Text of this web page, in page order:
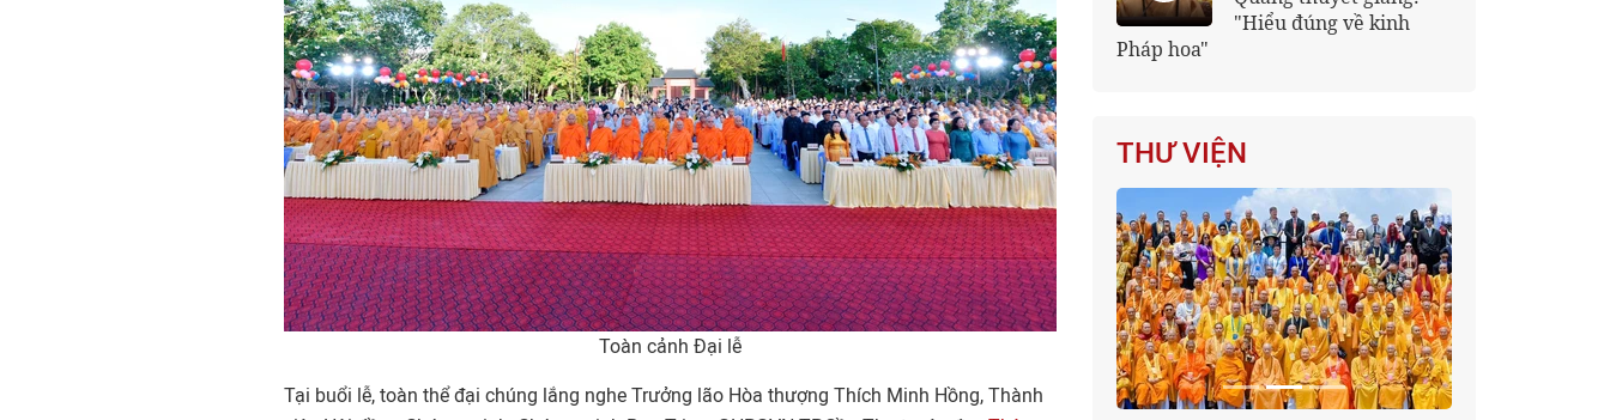
Toàn cảnh Đại lễ
Tại buổi lễ, toàn thể đại chúng lắng nghe Trưởng lão Hòa thượng Thích Minh Hồng, Thành
"Hiểu đúng về kinh
Pháp hoa"
THƯ VIỆN